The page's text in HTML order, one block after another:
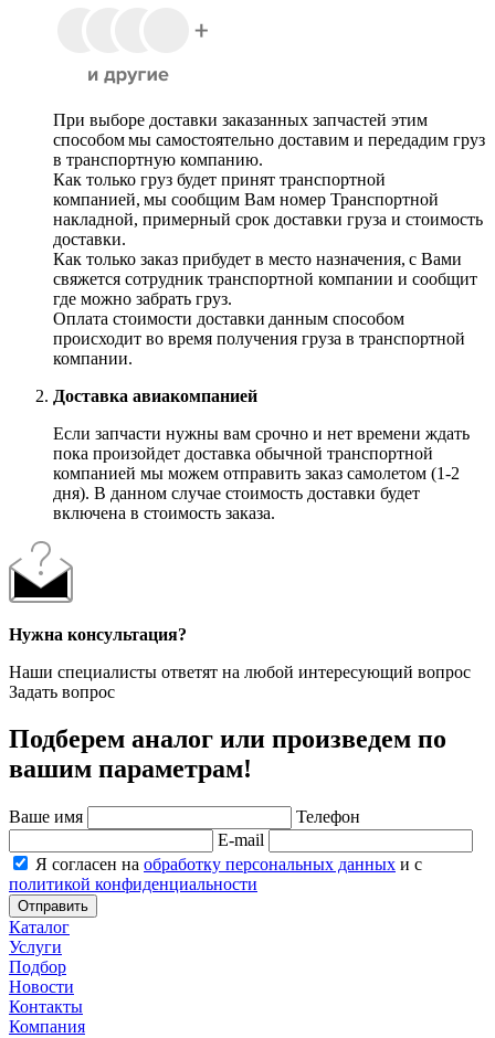
При выборе доставки заказанных запчастей этим
способом мы самостоятельно доставим и передадим груз
в транспортную компанию.
Как только груз будет принят транспортной
компанией, мы сообщим Вам номер Транспортной
накладной, примерный срок доставки груза и стоимость
доставки.
Как только заказ прибудет в место назначения, с Вами
свяжется сотрудник транспортной компании и сообщит
где можно забрать груз.
Оплата стоимости доставки данным способом
происходит во время получения груза в транспортной
компании.
Доставка авиакомпанией
Если запчасти нужны вам срочно и нет времени ждать
пока произойдет доставка обычной транспортной
компанией мы можем отправить заказ самолетом (1-2
дня). В данном случае стоимость доставки будет
включена в стоимость заказа.
Нужна консультация?
Наши специалисты ответят на любой интересующий вопрос
Задать вопрос
Подберем аналог или произведем по
вашим параметрам!
Ваше имя
Телефон
E-mail
Я согласен на обработку персональных данных и с
политикой конфиденциальности
Отправить
Каталог
Услуги
Подбор
Новости
Контакты
Компания